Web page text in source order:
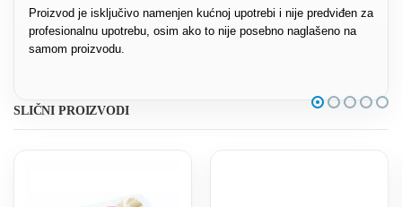
Proizvod je isključivo namenjen kućnoj upotrebi i nije predviđen za
profesionalnu upotrebu, osim ako to nije posebno naglašeno na
samom proizvodu.
SLIČNI PROIZVODI